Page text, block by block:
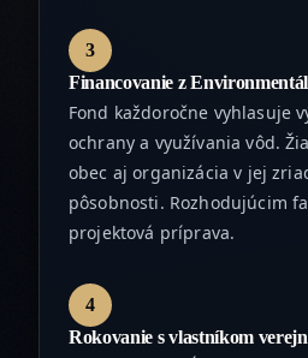
3
Financovanie z
Fond každoročne vyhlasuje
ochrany a využívania vôd.
obec aj organizácia v jej
pôsobnosti. Rozhodujúcim
projektová príprava.
4
Rokovanie s vlastníkom